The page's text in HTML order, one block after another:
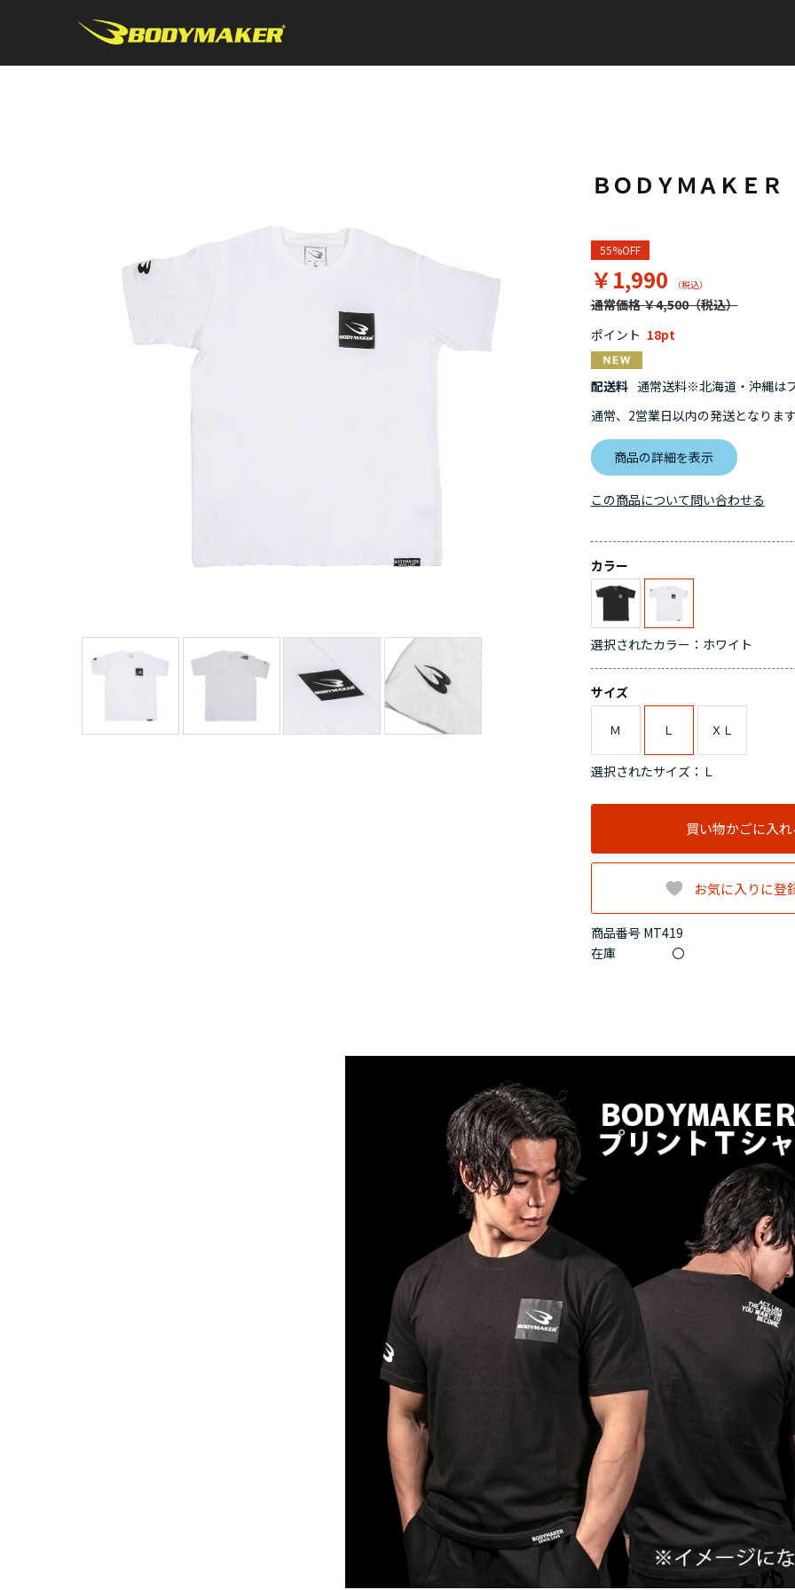
ＢＯＤＹＭＡＫＥ
55%OFF
￥1,990
通常価格 ￥4,500
商品番号 MT419
ポイント 18
在庫 〇
配送料 通常送料※北海道・沖縄は
通常、2営業日以内の発送となりま
商品の詳細を表示
カラー
選択されたカラー：ホワイト
サイズ
Ｍ Ｌ ＸＬ
選択されたサイズ：Ｌ
買い物かごに入
お気に入りに登
この商品について問い合わせる